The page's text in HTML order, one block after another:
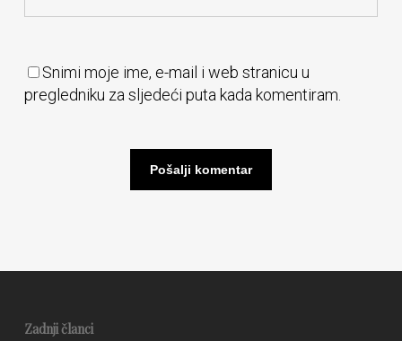
Snimi moje ime, e-mail i web stranicu u
pregledniku za sljedeći puta kada komentiram.
Zadnji članci